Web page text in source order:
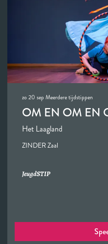
OM EN OM EN
Het Laagland
zo 20 sepMeerdere tijdstippen
ZINDER Zaal
JeugdSTIP